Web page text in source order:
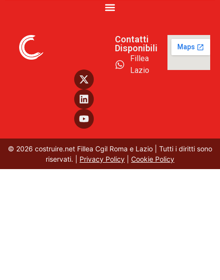
Contatti
Disponibili
Fillea
Lazio
© 2026 costruire.net Fillea Cgil Roma e Lazio | Tutti i diritti sono
riservati. | Privacy Policy Cookie Policy